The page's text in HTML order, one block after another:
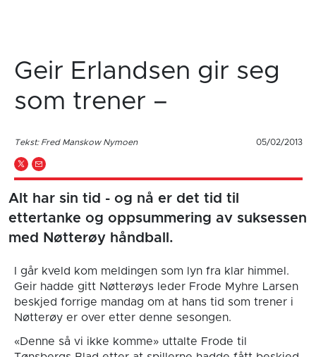
Geir Erlandsen gir seg
som trener –
Tekst: Fred Manskow Nymoen 05/02/2013
Alt har sin tid - og nå er det tid til
ettertanke og oppsummering av suksessen
med Nøtterøy håndball.
I går kveld kom meldingen som lyn fra klar himmel.
Geir hadde gitt Nøtterøys leder Frode Myhre Larsen
beskjed forrige mandag om at hans tid som trener i
Nøtterøy er over etter denne sesongen.
«Denne så vi ikke komme» uttalte Frode til